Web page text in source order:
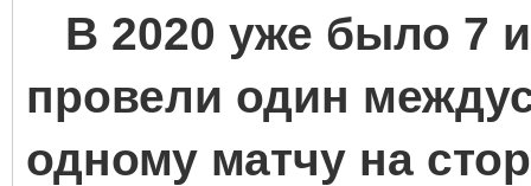
В 2020 уже было 7
провели один
одному матчу на